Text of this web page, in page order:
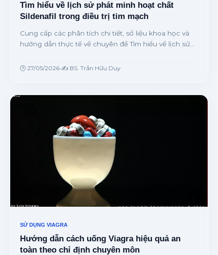
Tìm hiểu về lịch sử phát minh hoạt chất
Sildenafil trong điều trị tim mạch
Cung cấp các phân tích chi tiết, số liệu khoa học và
hướng dẫn thực tế về chuyên đề Tìm hiểu về lịch sử
từ chuyên gia.
🕒 27/05/2026•✍️ BS. Trần Hữu Duy
SỬ DỤNG VIAGRA
Hướng dẫn cách uống Viagra hiệu quả an
toàn theo chỉ định chuyên môn